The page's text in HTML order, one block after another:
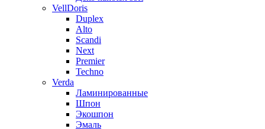
VellDoris
Duplex
Alto
Scandi
Next
Premier
Techno
Verda
Ламинированные
Шпон
Экошпон
Эмаль